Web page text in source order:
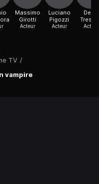
TV /
vampire
Massimo
Girotti
Acteur
Luciano
Pigozzi
Acteur
Deter
Acteur